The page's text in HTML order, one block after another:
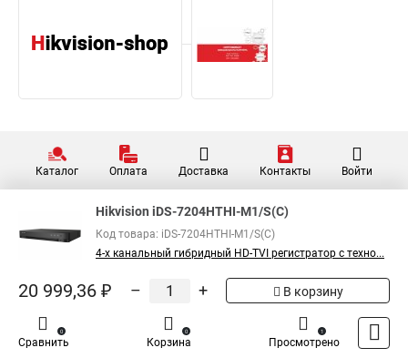
Каталог Оплата Доставка Контакты Войти
Hikvision iDS-7204HTHI-M1/S(C)
Код товара: iDS-7204HTHI-M1/S(C)
4-х канальный гибридный HD-TVI регистратор с техно...
20 999,36 ₽ – + В корзину
Сравнить
0
Корзина
0
Просмотрено
1